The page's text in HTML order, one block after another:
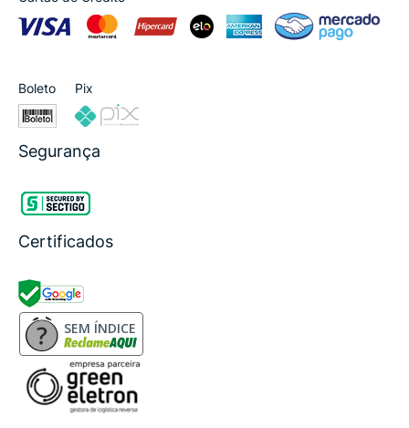
Boleto Pix
Segurança
Certificados
SEM ÍNDICE